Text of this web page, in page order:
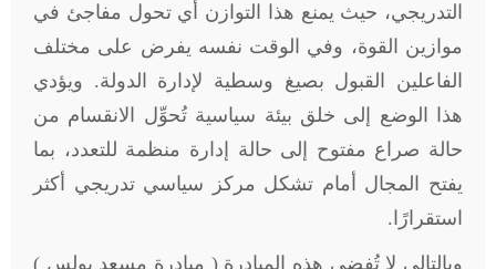
التدريجي، حيث يمنع هذا التوازن أي تحول مفاجئ في
موازين القوة، وفي الوقت نفسه يفرض على مختلف
الفاعلين القبول بصيغ وسطية لإدارة الدولة. ويؤدي
هذا الوضع إلى خلق بيئة سياسية تُحوِّل الانقسام من
حالة صراع مفتوح إلى حالة إدارة منظمة للتعدد، بما
يفتح المجال أمام تشكل مركز سياسي تدريجي أكثر
استقرارًا.
وبالتالي لا تُفضي هذه المبادرة ( مبادرة مسعد بولس )